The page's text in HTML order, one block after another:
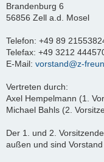
Brandenburg 6
56856 Zell a.d. Mosel
Telefon: +49 89
Telefax: +49 3212
E-Mail: vorstand@z-
Vertreten durch:
Axel Hempelmann (1.
Michael Bahls (2.
Der 1. und 2.
außen und sind